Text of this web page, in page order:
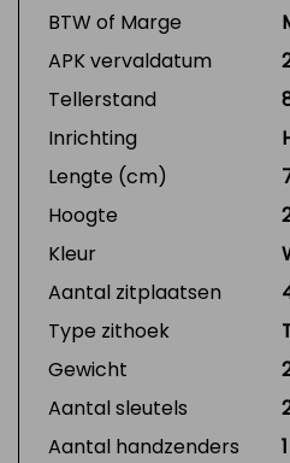
BTW of Marge
APK vervaldatum
Tellerstand
Inrichting
Lengte (cm)
Hoogte
Kleur
Aantal zitplaatsen
Type zithoek
Gewicht
Aantal sleutels
Aantal handzenders
1